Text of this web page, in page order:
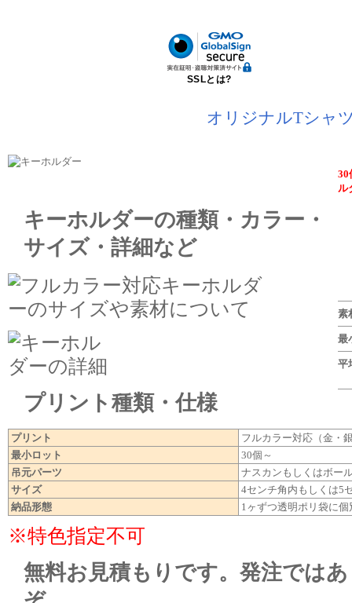
SSLとは?
オリジナルTシャ
30
ル
素
最
平
キーホルダーの種類・カラー・
サイズ・詳細など
プリント種類・仕様
プリント
フルカラー対応（金・
最小ロット
30個～
吊元パーツ
ナスカンもしくはボー
サイズ
4センチ角内もしくは5
納品形態
1ヶずつ透明ポリ袋に個
※特色指定不可
無料お見積もりです。発注では